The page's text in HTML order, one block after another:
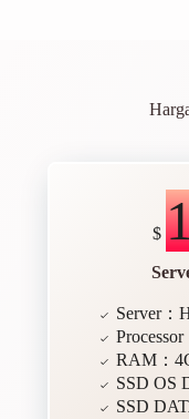
$
Server：
RAM：
SSD OS
SSD